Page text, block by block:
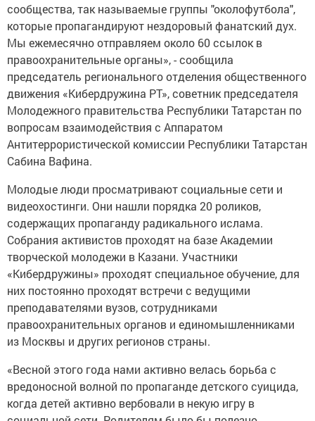
сообщества, так называемые группы "околофутбола",
которые пропагандируют нездоровый фанатский дух.
Мы ежемесячно отправляем около 60 ссылок в
правоохранительные органы», - сообщила
председатель регионального отделения общественного
движения «Кибердружина РТ», советник председателя
Молодежного правительства Республики Татарстан по
вопросам взаимодействия с Аппаратом
Антитеррористической комиссии Республики Татарстан
Сабина Вафина.
Молодые люди просматривают социальные сети и
видеохостинги. Они нашли порядка 20 роликов,
содержащих пропаганду радикального ислама.
Собрания активистов проходят на базе Академии
творческой молодежи в Казани. Участники
«Кибердружины» проходят специальное обучение, для
них постоянно проходят встречи с ведущими
преподавателями вузов, сотрудниками
правоохранительных органов и единомышленниками
из Москвы и других регионов страны.
«Весной этого года нами активно велась борьба с
вредоносной волной по пропаганде детского суицида,
когда детей активно вербовали в некую игру в